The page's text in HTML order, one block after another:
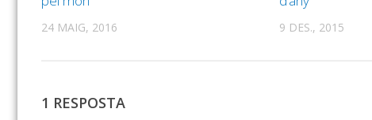
24 MAIG, 2016 9 DES., 2015
1 RESPOSTA